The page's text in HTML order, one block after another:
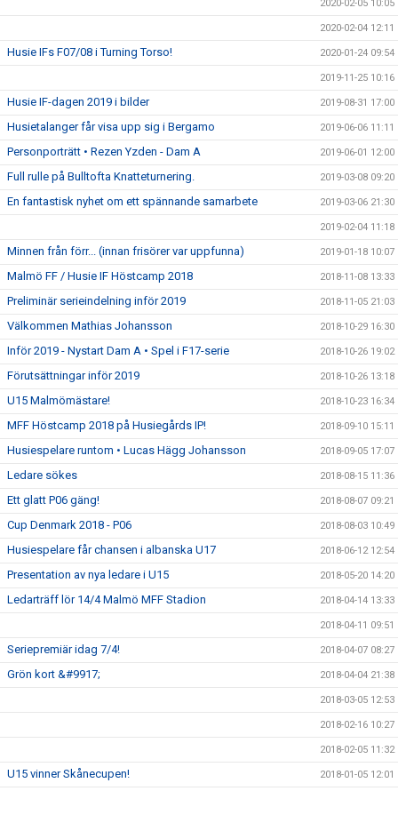
2020-02-05 10:05
2020-02-04 12:11
Husie IFs F07/08 i Turning Torso! 2020-01-24 09:54
2019-11-25 10:16
Husie IF-dagen 2019 i bilder 2019-08-31 17:00
Husietalanger får visa upp sig i Bergamo 2019-06-06 11:11
Personporträtt • Rezen Yzden - Dam A 2019-06-01 12:00
Full rulle på Bulltofta Knatteturnering. 2019-03-08 09:20
En fantastisk nyhet om ett spännande samarbete 2019-03-06 21:30
2019-02-04 11:18
Minnen från förr... (innan frisörer var uppfunna) 2019-01-18 10:07
Malmö FF / Husie IF Höstcamp 2018 2018-11-08 13:33
Preliminär serieindelning inför 2019 2018-11-05 21:03
Välkommen Mathias Johansson 2018-10-29 16:30
Inför 2019 - Nystart Dam A • Spel i F17-serie 2018-10-26 19:02
Förutsättningar inför 2019 2018-10-26 13:18
U15 Malmömästare! 2018-10-23 16:34
MFF Höstcamp 2018 på Husiegårds IP! 2018-09-10 15:11
Husiespelare runtom • Lucas Hägg Johansson 2018-09-05 17:07
Ledare sökes 2018-08-15 11:36
Ett glatt P06 gäng! 2018-08-07 09:21
Cup Denmark 2018 - P06 2018-08-03 10:49
Husiespelare får chansen i albanska U17 2018-06-12 12:54
Presentation av nya ledare i U15 2018-05-20 14:20
Ledarträff lör 14/4 Malmö MFF Stadion 2018-04-14 13:33
2018-04-11 09:51
Seriepremiär idag 7/4! 2018-04-07 08:27
Grön kort &#9917; 2018-04-04 21:38
2018-03-05 12:53
2018-02-16 10:27
2018-02-05 11:32
U15 vinner Skånecupen! 2018-01-05 12:01